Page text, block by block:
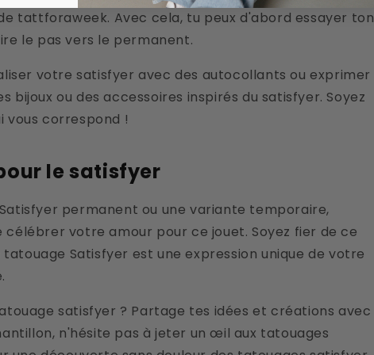
tattforaweek. Avec cela, tu peux d'abord essayer ton
le pas vers le permanent.
votre satisfyer avec des autocollants ou exprimer
bijoux ou des accessoires inspirés du satisfyer. Soyez
vous correspond !
le satisfyer
permanent ou une variante temporaire,
votre amour pour ce jouet. Soyez fier de ce
Satisfyer est une expression unique de votre
satisfyer ? Partage tes idées et créations avec
n'hésite pas à jeter un œil aux tatouages